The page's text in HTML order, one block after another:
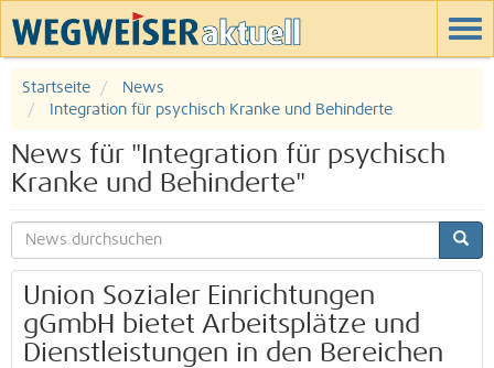
Startseite
News
Integration für psychisch Kranke und Behinderte
News für "Integration für psychisch
Kranke und Behinderte"
Union Sozialer Einrichtungen
gGmbH bietet Arbeitsplätze und
Dienstleistungen in den Bereichen